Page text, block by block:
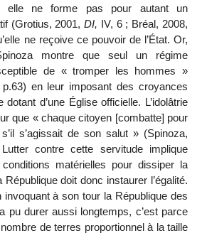
elle ne forme pas pour autant un
(Grotius, 2001,DI, IV, 6 ; Bréal, 2008,
ne reçoive ce pouvoir de l’État. Or,
montre que seul un régime
de « tromper les hommes »
p.63) en leur imposant des croyances
d’une Église officielle. L’idolâtrie
que « chaque citoyen [combatte] pour
s’agissait de son salut » (Spinoza,
contre cette servitude implique
matérielles pour dissiper la
doit donc instaurer l’égalité.
invoquant à son tour la République des
pu durer aussi longtemps, c’est parce
de terres proportionnel à la taille